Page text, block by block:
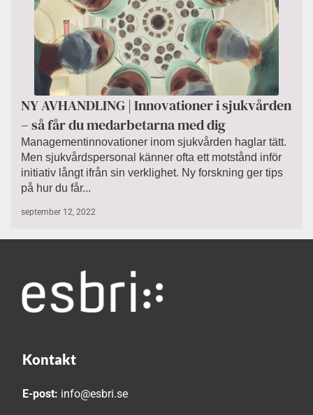
NY AVHANDLING | Innovationer i sjukvården
– så får du medarbetarna med dig
Managementinnovationer inom sjukvården haglar tätt.
Men sjukvårdspersonal känner ofta ett motstånd inför
initiativ långt ifrån sin verklighet. Ny forskning ger tips
på hur du får...
september 12, 2022
Kontakt
E-post: info@esbri.se